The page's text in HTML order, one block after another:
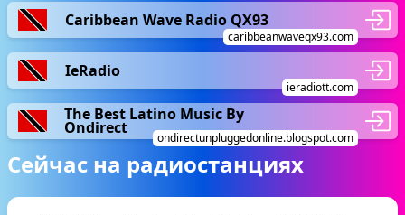
Caribbean Wave Radio QX93
caribbeanwaveqx93.com
IeRadio
ieradiott.com
The Best Latino Music By
Ondirect
ondirectunpluggedonline.blogspot.com
Сейчас на радиостанциях